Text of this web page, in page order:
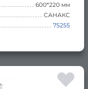
600*220 мм
САНАКС
75255